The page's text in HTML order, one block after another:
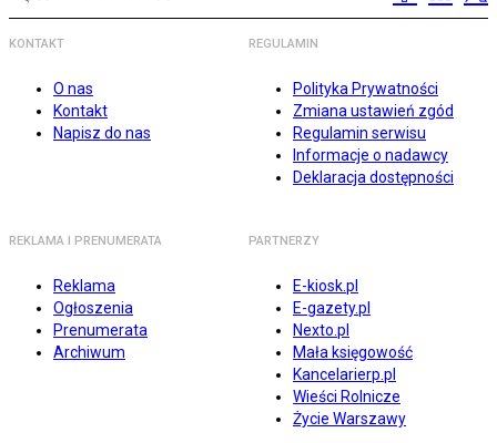
KONTAKT
O nas
Kontakt
Napisz do nas
REGULAMIN
Polityka Prywatności
Zmiana ustawień zgód
Regulamin serwisu
Informacje o nadawcy
Deklaracja dostępności
REKLAMA I PRENUMERATA
Reklama
Ogłoszenia
Prenumerata
Archiwum
PARTNERZY
E-kiosk.pl
E-gazety.pl
Nexto.pl
Mała księgowość
Kancelarierp.pl
Wieści Rolnicze
Życie Warszawy